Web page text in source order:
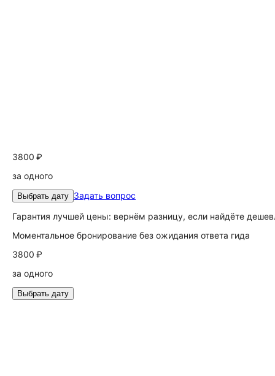
3800 ₽
за одного
Выбрать дату Задать вопрос
Гарантия лучшей цены: вернём разницу, если найдёте
Моментальное бронирование без ожидания ответа гида
3800 ₽
за одного
Выбрать дату